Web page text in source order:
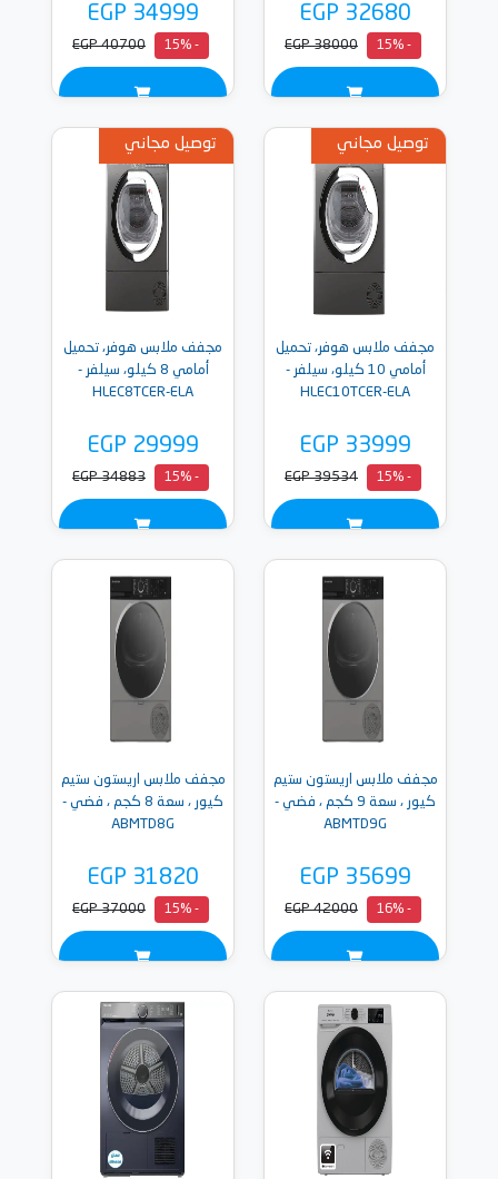
EGP 32680
- 15%
EGP 38000
EGP 34999
- 15%
EGP 40700
توصيل مجاني
مجفف ملابس هوفر، تحميل
أمامي 10 كيلو، سيلفر -
HLEC10TCER-ELA
EGP 33999
- 15%
EGP 39534
توصيل مجاني
مجفف ملابس هوفر، تحميل
أمامي 8 كيلو، سيلفر -
HLEC8TCER-ELA
EGP 29999
- 15%
EGP 34883
مجفف ملابس اريستون ستيم
كيور ، سعة 9 كجم ، فضي -
ABMTD9G
EGP 35699
- 16%
EGP 42000
مجفف ملابس اريستون ستيم
كيور ، سعة 8 كجم ، فضي -
ABMTD8G
EGP 31820
- 15%
EGP 37000